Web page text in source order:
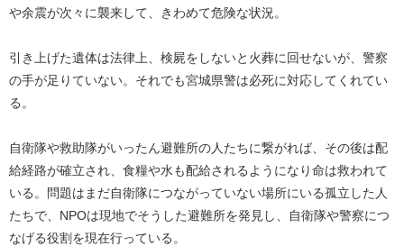
や余震が次々に襲来して、きわめて危険な状況。
引き上げた遺体は法律上、検屍をしないと火葬に回せないが、警察
の手が足りていない。それでも宮城県警は必死に対応してくれてい
る。
自衛隊や救助隊がいったん避難所の人たちに繋がれば、その後は配
給経路が確立され、食糧や水も配給されるようになり命は救われて
いる。問題はまだ自衛隊につながっていない場所にいる孤立した人
たちで、NPOは現地でそうした避難所を発見し、自衛隊や警察につ
なげる役割を現在行っている。